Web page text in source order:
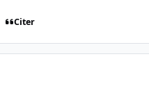
Citer